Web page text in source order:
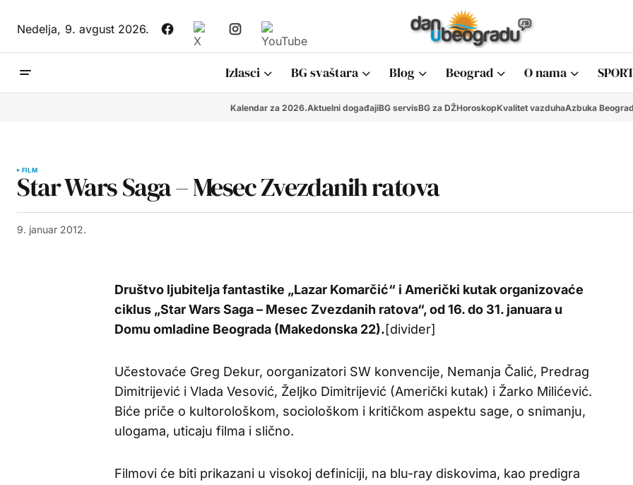
Nedelja,9. avgust 2026.
Izlasci BG svaštara Blog Beograd O nama
Kalendar za 2026.Aktuelni događajiBG servisBG za DŽHoroskopKvalitet vazduhaAzbuka
FILM
Star Wars Saga – Mesec Zvezdanih ratova
9. januar 2012.
Društvo ljubitelja fantastike „Lazar Komarčić“ i Američki kutak organizovaće
ciklus „Star Wars Saga – Mesec Zvezdanih ratova“, od 16. do 31. januara u
Domu omladine Beograda (Makedonska 22).[divider]
Učestovaće Greg Dekur, oorganizatori SW konvencije, Nemanja Čalić, Predrag
Dimitrijević i Vlada Vesović, Željko Dimitrijević (Američki kutak) i Žarko Milićević.
Biće priče o kultorološkom, sociološkom i kritičkom aspektu sage, o snimanju,
ulogama, uticaju filma i slično.
Filmovi će biti prikazani u visokoj definiciji, na blu-ray diskovima, kao predigra